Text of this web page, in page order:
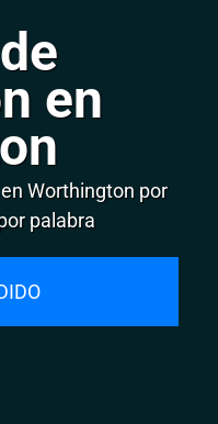
en
Worthington por
palabra